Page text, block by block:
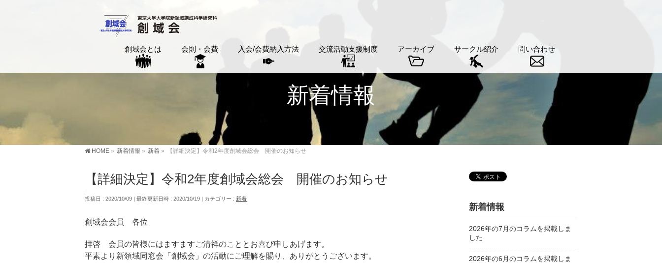
創域会とは 会則・会費 入会/会費納入方法 交流活動支援制度 アーカイブ サークル紹介 問い合わせ
新着情報
HOME » 新着情報 » 新着 » 【詳細決定】令和2年度創域会総会 開催のお知らせ
【詳細決定】令和2年度創域会総会 開催のお知らせ
投稿日 : 2020/10/09 最終更新日時 : 2020/10/19 カテゴリー : 新着
創域会会員 各位
拝啓 会員の皆様にはますますご清祥のこととお喜び申しあげます。
平素より新領域同窓会「創域会」の活動にご理解を賜り、 ありがとうございます。
新着情報
2026年の7月のコラムを掲載しま
した
2026年の6月のコラムを掲載しま